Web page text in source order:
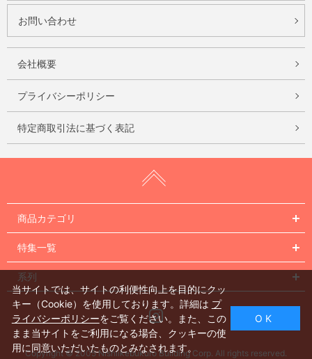
お問い合わせ
会社概要
プライバシーポリシー
特定商取引法に基づく表記
商品カテゴリ
特集一覧
系列
Instagram
Copyright © 2005 Nishiikebukuro Building Corp. All rights reserved.
当サイトでは、サイトの利便性向上を目的にクッ
キー（Cookie）を使用しております。詳細は プ
ライバシーポリシーをご覧ください。また、この
まま当サイトをご利用になる場合、クッキーの使
用に同意いただいたものとみなされます。
O K